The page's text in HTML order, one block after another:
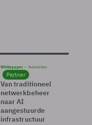
Whitepaper Netwerken
Partner
Van traditioneel
netwerkbeheer
naar AI
aangestuurde
infrastructuur